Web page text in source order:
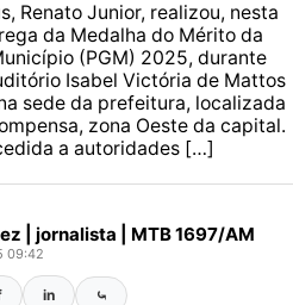
Renato Junior, realizou, nesta
da Medalha do Mérito da
(PGM) 2025, durante
Isabel Victória de Mattos
sede da prefeitura, localizada
zona Oeste da capital.
a autoridades […]
| jornalista | MTB 1697/AM
09:42
in ⤿